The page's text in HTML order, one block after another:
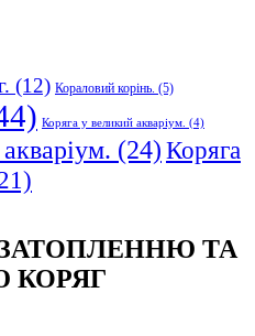
(12) Кораловий корінь. (5)
Коряга у великий акваріум. (4)
(24)Коряга
ТА
КОРЯГ